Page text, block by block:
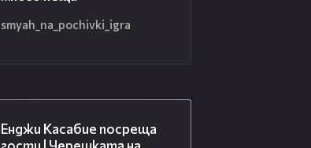
smyah_na_pochivki_igra
Енджи Касабие посреща